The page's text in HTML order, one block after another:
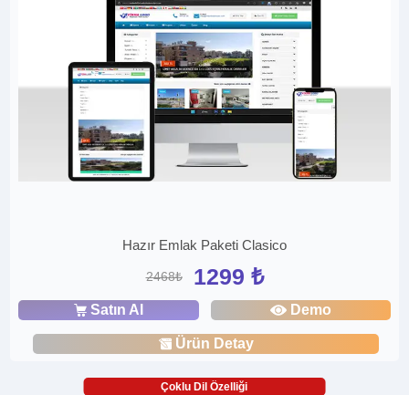
Hazır Emlak Paketi Clasico
2468₺ 1299 ₺
Satın Al Demo
Ürün Detay
Çoklu Dil Özelliği